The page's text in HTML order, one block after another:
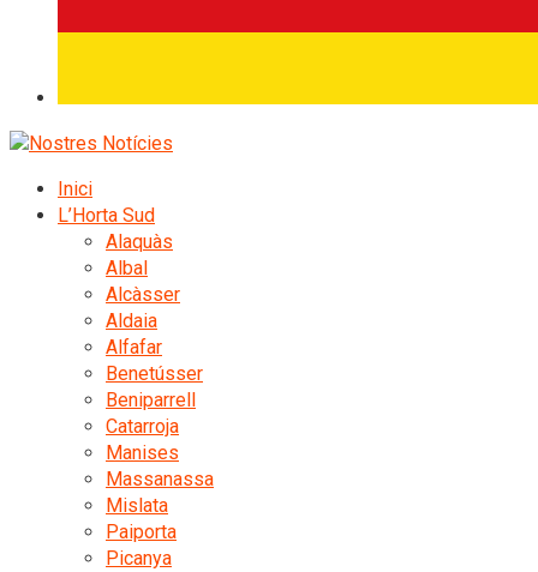
Inici
L’Horta Sud
Alaquàs
Albal
Alcàsser
Aldaia
Alfafar
Benetússer
Beniparrell
Catarroja
Manises
Massanassa
Mislata
Paiporta
Picanya